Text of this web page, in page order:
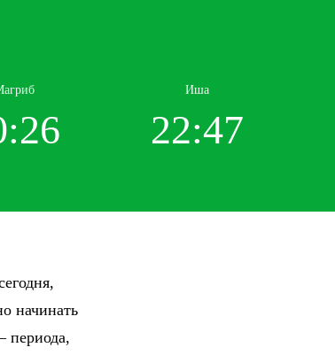
Иша
22:47
начинать
периода,